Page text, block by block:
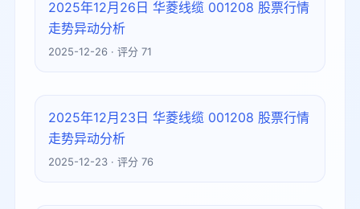
2025年12月26日 华菱线缆 001208 股票行情
走势异动分析
2025-12-26 · 评分 71
2025年12月23日 华菱线缆 001208 股票行情
走势异动分析
2025-12-23 · 评分 76